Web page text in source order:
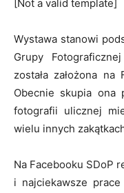
[Not a valid template]
Wystawa stanowi
Grupy
została założona
Obecnie skupia ona
fotografii ulicznej
wielu innych
Na Facebooku SDoP
i najciekawsze